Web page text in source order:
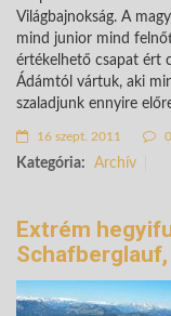
Világbajnokság. A
mind junior mind
értékelhető csapat ért
Ádámtól vártuk, aki
szaladjunk ennyire
16 szept. 2011
Kategória: Archív
Extrém